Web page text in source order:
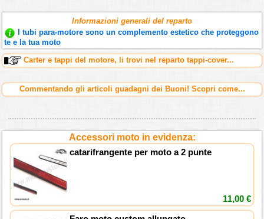
Informazioni generali del reparto
I tubi para-motore sono un complemento estetico che proteggono
te e la tua moto
Carter e tappi del motore, li trovi nel reparto tappi-cover...
Commentando gli articoli guadagni dei Buoni! Scopri come...
Accessori moto in evidenza:
catarifrangente per moto a 2 punte
11,00 €